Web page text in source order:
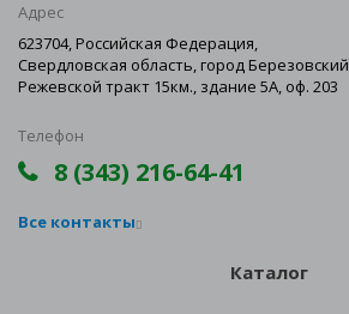
Адрес
623704, Российская Федерация,
Свердловская область, город Березовский
Режевской тракт 15км., здание 5А, оф. 203
Телефон
8 (343) 216-64-41
Все контакты
Каталог